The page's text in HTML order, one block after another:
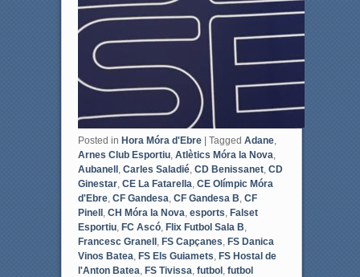
Posted in Hora Móra d'Ebre Tagged Adane,
Arnes Club Esportiu, Atlètics Móra la Nova,
Aubanell , Carles Saladié, CD Benissanet, CD
Ginestar, CE La Fatarella, CE Olímpic Móra
d'Ebre, CF Gandesa, CF Gandesa B, CF
Pinell , CH Móra la Nova, esports, Falset
Esportiu, FC Ascó, Flix Futbol Sala B,
Francesc Granell , FS Capçanes, FS Danica
Vinos Batea, FS Els Guiamets, FS Hostal de
l'Anton Batea, FS Tivissa, futbol , futbol